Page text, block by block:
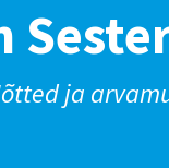
ja